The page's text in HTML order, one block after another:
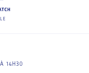
14H30